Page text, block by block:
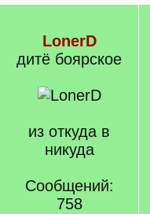
LonerD
дитё боярское
из откуда в
никуда
Сообщений:
758